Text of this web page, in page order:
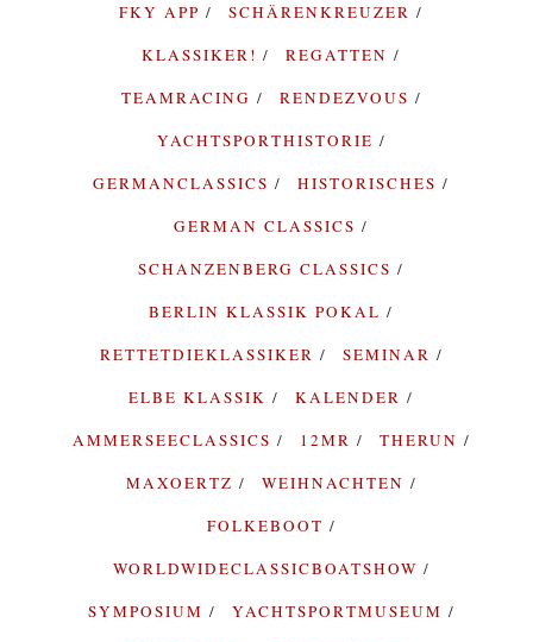
FKY APP
SCHÄRENKREUZER
KLASSIKER!
REGATTEN
TEAMRACING
RENDEZVOUS
YACHTSPORTHISTORIE
GERMANCLASSICS
HISTORISCHES
GERMAN CLASSICS
SCHANZENBERG CLASSICS
BERLIN KLASSIK POKAL
RETTETDIEKLASSIKER
SEMINAR
ELBE KLASSIK
KALENDER
AMMERSEECLASSICS
12MR
THERUN
MAXOERTZ
WEIHNACHTEN
FOLKEBOOT
WORLDWIDECLASSICBOATSHOW
SYMPOSIUM
YACHTSPORTMUSEUM